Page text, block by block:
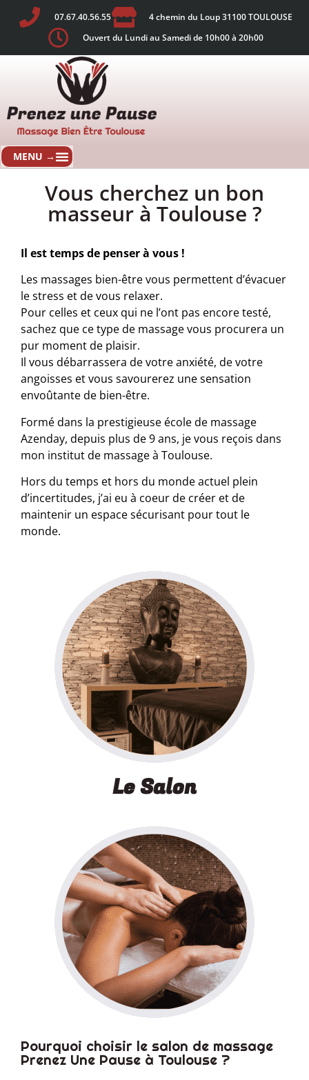
07.67.40.56.55
4 chemin du Loup 31100 TOULOUSE
Ouvert du Lundi au Samedi de 10h00 à 20h00
Vous cherchez un bon
masseur à Toulouse ?
Il est temps de penser à vous !
Les massages bien-être vous permettent d’évacuer
le stress et de vous relaxer.
Pour celles et ceux qui ne l’ont pas encore testé,
sachez que ce type de massage vous procurera un
pur moment de plaisir.
Il vous débarrassera de votre anxiété, de votre
angoisses et vous savourerez une sensation
envoûtante de bien-être.
Formé dans la prestigieuse école de massage
Azenday, depuis plus de 9 ans, je vous reçois dans
mon institut de massage à Toulouse.
Hors du temps et hors du monde actuel plein
d’incertitudes, j’ai eu à coeur de créer et de
maintenir un espace sécurisant pour tout le
monde.
Le Salon
Pourquoi choisir le salon de massage
Prenez Une Pause à Toulouse ?